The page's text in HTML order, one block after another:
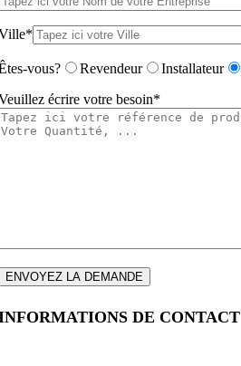
vous? Revendeur Installateur
écrire votre besoin*
DE CONTACT